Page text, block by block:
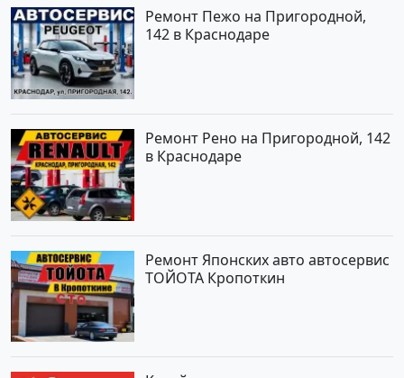
Ремонт Пежо на Пригородной,
142 в Краснодаре
Ремонт Рено на Пригородной, 142
в Краснодаре
Ремонт Японских авто автосервис
ТОЙОТА Кропоткин